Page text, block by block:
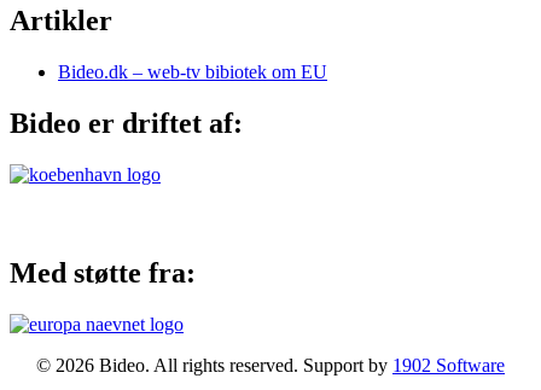
Artikler
Bideo.dk – web-tv bibiotek om EU
Bideo er driftet af:
Med støtte fra:
© 2026 Bideo. All rights reserved. Support by 1902 Software